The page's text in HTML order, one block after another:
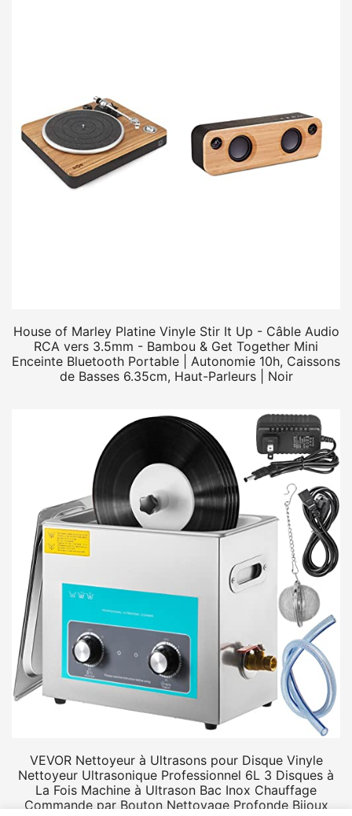
House of Marley Platine Vinyle Stir It Up - Câble Audio
RCA vers 3.5mm - Bambou & Get Together Mini
Enceinte Bluetooth Portable | Autonomie 10h, Caissons
de Basses 6.35cm, Haut-Parleurs | Noir
VEVOR Nettoyeur à Ultrasons pour Disque Vinyle
Nettoyeur Ultrasonique Professionnel 6L 3 Disques à
La Fois Machine à Ultrason Bac Inox Chauffage
Commande par Bouton Nettoyage Profonde Bijoux